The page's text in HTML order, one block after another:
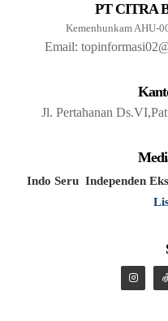
PT CITRA
Kemenhunkam AHU-
Email:
Jl. Pertahanan
Indo Seru Independen